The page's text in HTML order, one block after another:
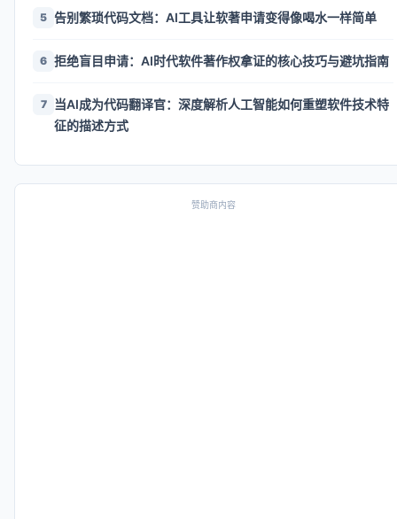
5 告别繁琐代码文档：AI工具让软著申请变得像喝水一样简单
6 拒绝盲目申请：AI时代软件著作权拿证的核心技巧与避坑指南
7
当AI成为代码翻译官：深度解析人工智能如何重塑软件技术特
征的描述方式
赞助商内容